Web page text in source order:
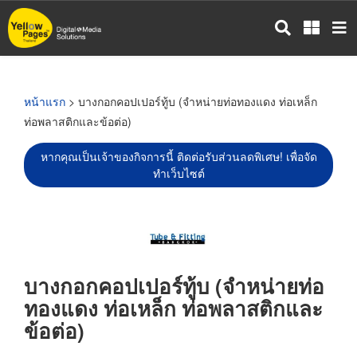
ข้าม
ไป
หน้าแรก > บางกอกคอปเปอร์ทู้บ (จำหน่ายท่อทองแดง ท่อเหล็ก
ท่อพลาสติกและข้อต่อ)
หากคุณเป็นเจ้าของกิจการนี้ ติดต่อรับส่วนลดพิเศษ! เพื่อจัด
ทำเว็บไซต์
บางกอกคอปเปอร์ทู้บ (จำหน่ายท่อ
ทองแดง ท่อเหล็ก ท่อพลาสติกและ
ข้อต่อ)